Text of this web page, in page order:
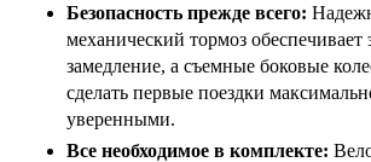
Безопасность прежде всего:
механический тормоз обеспечивает
замедление, а съемные боковые
сделать первые поездки
уверенными.
Все необходимое в комплекте: